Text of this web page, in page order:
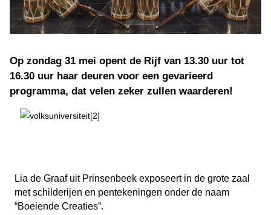
Op zondag 31 mei opent de Rijf van 13.30 uur tot
16.30 uur haar deuren voor een gevarieerd
programma, dat velen zeker zullen waarderen!
Lia de Graaf uit Prinsenbeek exposeert in de grote zaal
met schilderijen en pentekeningen onder de naam
“Boeiende Creaties”.